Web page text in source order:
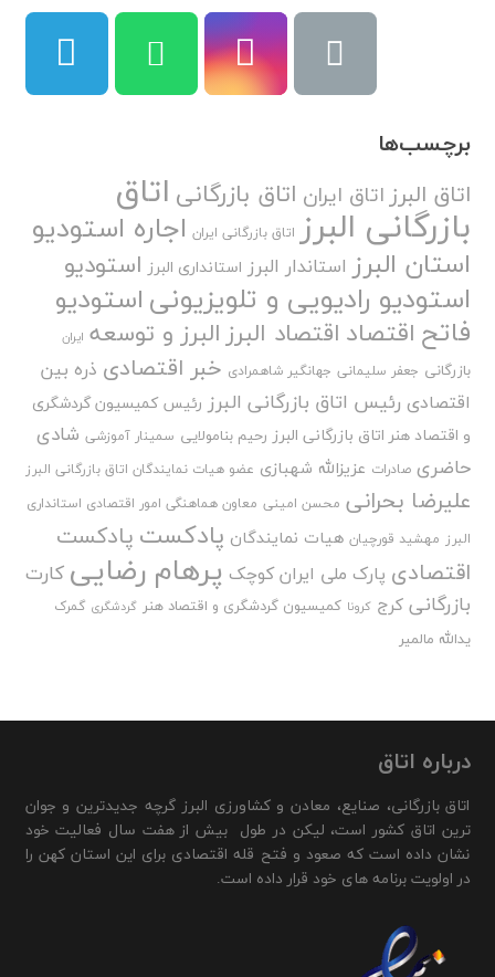
برچسب‌ها
اتاق البرزاتاق ایران اتاق بازرگانی اتاق
بازرگانی البرز اتاق بازرگانی ایران اجاره استودیو
استان البرز استاندار البرز استانداری البرز استودیو
استودیو رادیویی و تلویزیونیاستودیو
فاتح اقتصاد اقتصاد البرزالبرز و توسعه ایران
بازرگانی جعفر سلیمانی جهانگیر شاهمرادی خبر اقتصادی ذره بین
اقتصادی رئیس اتاق بازرگانی البرز رئیس کمیسیون گردشگری
و اقتصاد هنر اتاق بازرگانی البرز رحیم بنامولایی سمینار آموزشی شادی
حاضری صادرات عزیزالله شهبازی عضو هیات نمایندگان اتاق بازرگانی البرز
علیرضا بحرانی محسن امینی معاون هماهنگی امور اقتصادی استانداری
البرز مهشید قورچیان هیات نمایندگان پادکست پادکست
اقتصادی پارک ملی ایران کوچک پرهام رضایی کارت
بازرگانی کرج کرونا کمیسیون گردشگری و اقتصاد هنر گردشگری گمرک
یدالله مالمیر
درباره اتاق
اتاق بازرگانی، صنایع، معادن و کشاورزی البرز گرچه جدیدترین و جوان
ترین اتاق کشور است، لیکن در طول بیش از هفت سال فعالیت خود
نشان داده است که صعود و فتح قله اقتصادی برای این استان کهن را
در اولویت برنامه های خود قرار داده است.